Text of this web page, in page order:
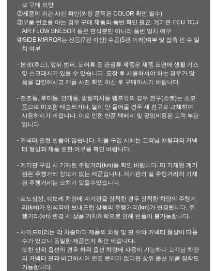
로 구매 요망
②제품의 외관 사진 확인(외장 품목은 COLOR 확인 필수)
③부품 번호를 아는 경우 구매 제품의 품번 확인 필요: 계기판 ECU TCU
AIR FLOW SNESOR 등은 연식뿐만 아니라 품번 일치 여부
④SIDE MIRROR는 전동(7핀 이상) 수동(5핀 이하)여부 및 접촉 핀 수 일
치 여부
- 본넷(후드), 앞뒤 범퍼, 도어류 등 판금류 제품은 제품 표면에 생활 기스
및 스크래치가 있을 수 있습니다. 도장 후 사용하셔야 하는 경우가 많
음을 감안하시고 제품 사진 확인 하신 후 구매하시기 바랍니다.
- 전조등, 후미등, 안개등, 방향지시등 램프류의 경우 전구(소켓)는 소모
품으로 미포함 배송되거나, 불이 안 들어올 경우 새 전구로 교체하여
사용하시기 바랍니다. 이로 인한 반품 택배비 및 공임비용은 고객 부담
입니다.
- 커넥터 관련 반품이 많습니다. 제품 구입 시에는 고객님 차량과의 커넥
터 형상과 제품 호환 여부를 확인 바랍니다.
- 계기판 구입 시 기재된 주행거리(km)를 확인 바랍니다. 미 기재된 계기
판은 주행거리 정보가 없는 제품입니다. 계기판의 실 주행거리와 기재
된 주행거리는 오차가 있을수있습니다.
- 르노삼성, 쉐보레 차량에 계기판을 장착한 경우 장착한 차량의 주행거
리(km)가 인식되어 보내드린 상품의 주행거리(km)가 변경됩니다. 주
행거리(km) 변경 시 상품 가치하락으로 인해 반품이 불가능합니다.
- 사이드미러는 각 차종마다 제품의 외형 및 핀 수와 커넥터 형상이 다를
수가 있으니 동일한 제품인지 확인 바랍니다.
또한 상위 옵션의 경우 하위 옵션 차량에 사용이 가능하니 고객님 차량
의 커넥터 핀과 비교하시어 연결 문제가 없다면 상위 옵션 부품 장착도
가능합니다.